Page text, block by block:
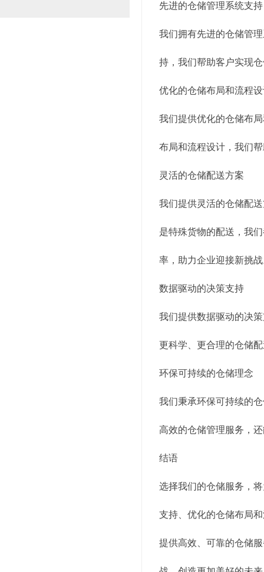
先进的仓储管理系统支持
我们拥有先进的仓储管
持，我们帮助客户实现
优化的仓储布局和流程
我们提供优化的仓储布
布局和流程设计，我们
灵活的仓储配送方案
我们提供灵活的仓储配
是特殊货物的配送，我
率，助力企业迎接新挑
数据驱动的决策支持
我们提供数据驱动的决
更科学、更合理的仓储
环保可持续的仓储理念
我们秉承环保可持续的
高效的仓储管理服务，
结语
选择我们的仓储服务，
支持、优化的仓储布局
提供高效、可靠的仓储